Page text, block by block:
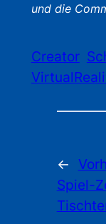
und die
Creator
←
Spiel-